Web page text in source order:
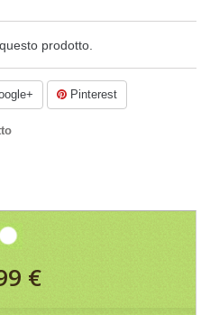
prodotto.
Pinterest
€